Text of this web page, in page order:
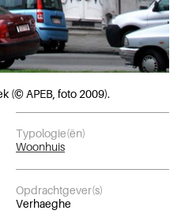
(© APEB, foto 2009).
Typologie(ën)
Woonhuis
Opdrachtgever(s)
Verhaeghe